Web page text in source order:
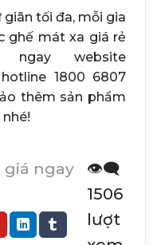
tối đa, mỗi gia
ghế mát xa giá rẻ
website
1800 6807
thêm sản phẩm
ngay
👁️‍🗨️
1506
lượt